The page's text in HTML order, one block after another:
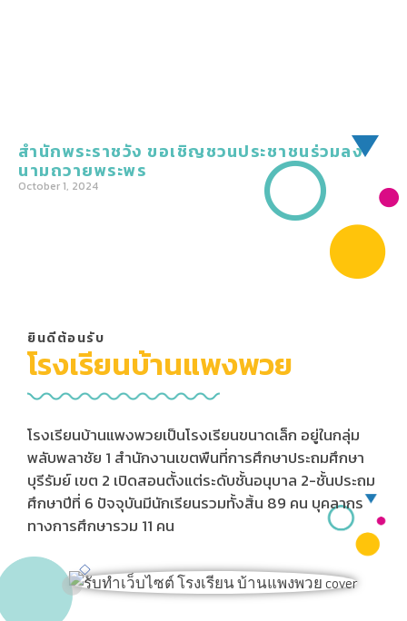
สำนักพระราชวัง ขอเชิญชวนประชาชนร่วมลง
นามถวายพระพร
October 1, 2024
ยินดีต้อนรับ
โรงเรียนบ้านแพงพวย
โรงเรียนบ้านแพงพวยเป็นโรงเรียนขนาดเล็ก อยู่ในกลุ่ม
พลับพลาชัย 1 สำนักงานเขตพืนที่การศึกษาประถมศึกษา
บุรีรัมย์ เขต 2 เปิดสอนตั้งแต่ระดับชั้นอนุบาล 2-ชั้นประถม
ศึกษาปีที่ 6 ปัจจุบันมีนักเรียนรวมทั้งสิ้น 89 คน บุคลากร
ทางการศึกษารวม 11 คน